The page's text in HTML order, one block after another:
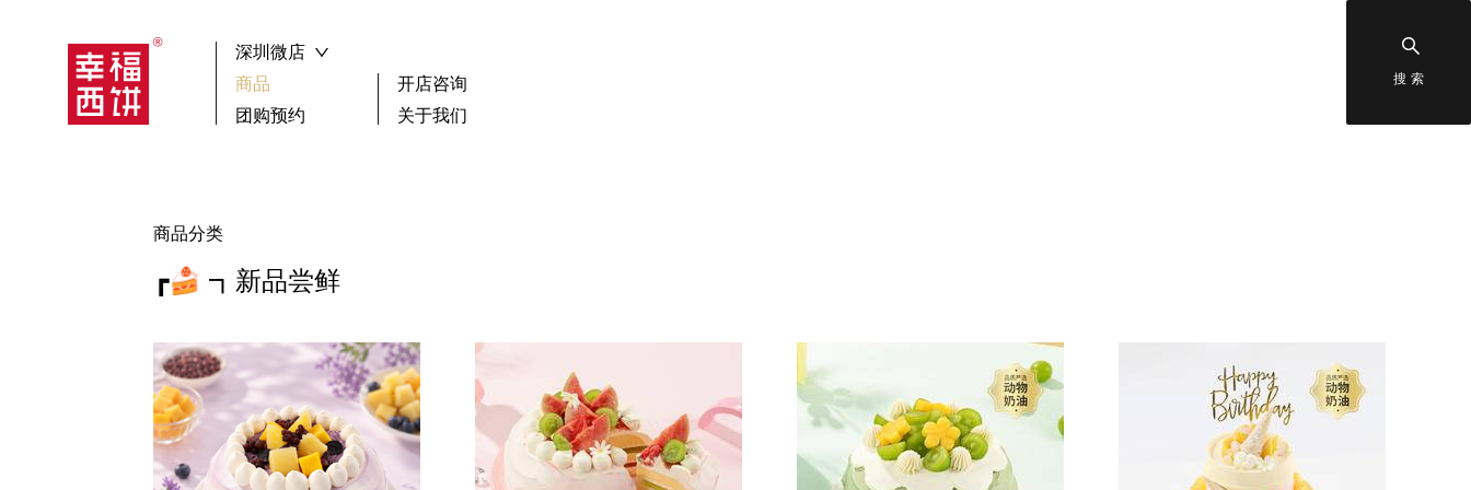
深圳微店
商品
团购预约
开店咨询
关于我们
搜索
选择区域
确 认
小蛋糕款
儿童蛋糕
男神蛋糕
冰淇淋蛋糕确 认
商品分类
┏🍰 ┓新品尝鲜